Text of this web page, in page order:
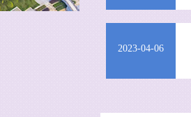
2023-04-06